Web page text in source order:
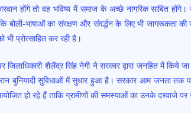
होंगे तो वह भविष्य में समाज के अच्छे नागरिक साबित
बोली-भाषाओं का संरक्षण और संवर्द्धन के लिए भी
भी प्रोत्साहित कर रही है।
जिलाधिकारी शैलेंद्र सिंह नेगी ने सरकार द्वारा जनहित में किये
बुनियादी सुविधाओं में सुधार हुआ है। सरकार आम जनता
हो रहे हैं ताकि ग्रामीणों की समस्याओं का उनके दरवाजे